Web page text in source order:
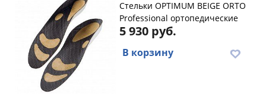
Стельки OPTIMUM BEIGE ORTO
Professional ортопедические
5 930 руб.
В корзину